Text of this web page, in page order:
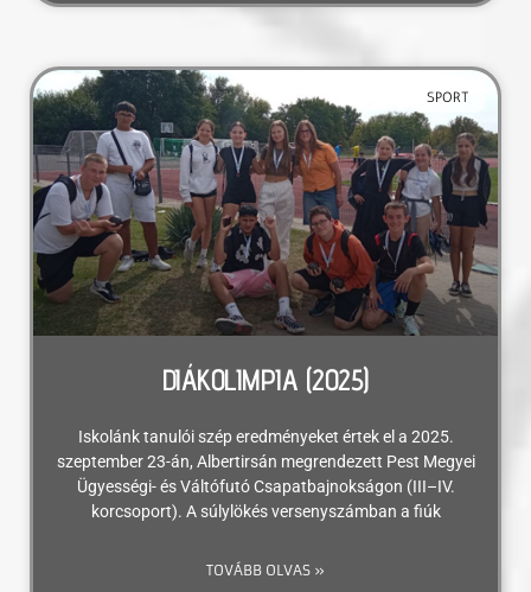
SPORT
DIÁKOLIMPIA (2025)
Iskolánk tanulói szép eredményeket értek el a 2025.
szeptember 23-án, Albertirsán megrendezett Pest Megyei
Ügyességi- és Váltófutó Csapatbajnokságon (III–IV.
korcsoport). A súlylökés versenyszámban a fiúk
TOVÁBB OLVAS »